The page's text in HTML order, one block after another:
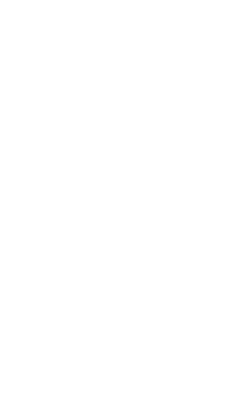
его окончанию.
и Психотерапии РУДН.
Европейской Ассоциации